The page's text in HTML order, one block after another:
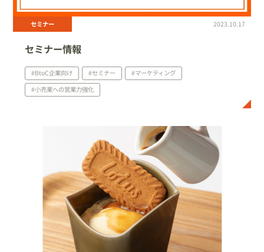
セミナー 2023.10.17
セミナー情報
#BtoC企業向け #セミナー
#マーケティング
#小売業への営業力強化